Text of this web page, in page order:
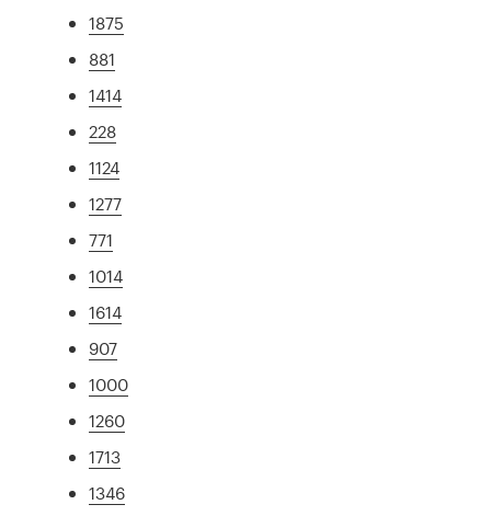
1875
881
1414
228
1124
1277
771
1014
1614
907
1000
1260
1713
1346